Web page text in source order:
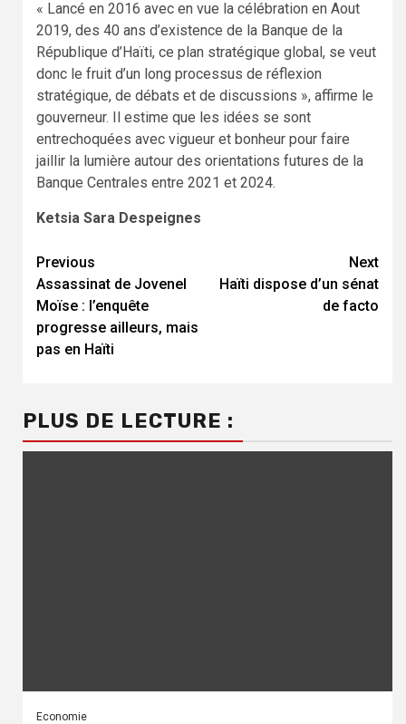
« Lancé en 2016 avec en vue la célébration en Aout
2019, des 40 ans d’existence de la Banque de la
République d’Haïti, ce plan stratégique global, se veut
donc le fruit d’un long processus de réflexion
stratégique, de débats et de discussions », affirme le
gouverneur. Il estime que les idées se sont
entrechoquées avec vigueur et bonheur pour faire
jaillir la lumière autour des orientations futures de la
Banque Centrales entre 2021 et 2024.
Ketsia Sara Despeignes
Continue
Reading
Previous
Assassinat de Jovenel
Moïse : l’enquête
progresse ailleurs, mais
pas en Haïti
Next
Haïti dispose d’un sénat
de facto
PLUS DE LECTURE :
Economie